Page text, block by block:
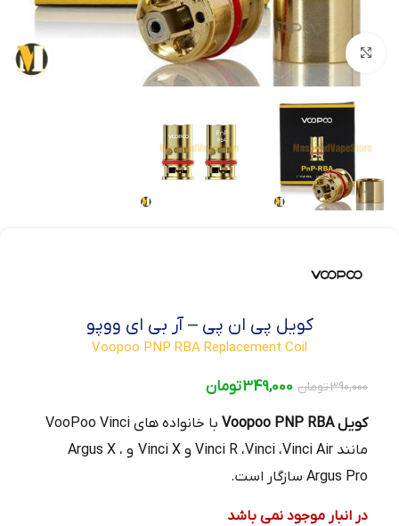
بزرگنمایی تصویر
کویل پی ان پی – آر بی ای ووپو
Voopoo PNP RBA Replacement Coil
390,000تومان 349,000تومان
کویل Voopoo PNP RBA
با خانواده های VooPoo Vinci
مانند Vinci R ،Vinci ،Vinci Air و Vinci X و Argus X ،
Argus Pro سازگار است.
در انبار موجود نمی باشد